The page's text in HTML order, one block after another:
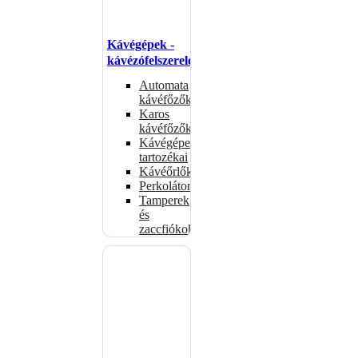
Kávégépek -
kávézófelszerelés
Automata
kávéfőzők
Karos
kávéfőzők
Kávégépek
tartozékai
Kávéőrlők
Perkolátorok
Tamperek
és
zaccfiókok